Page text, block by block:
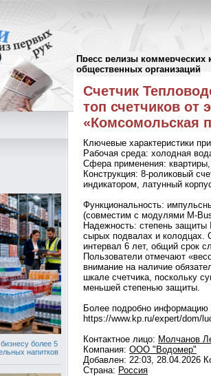
Пресс релизы коммерческих
общественных организаций
более 5
напитков
Пресс-релизы//
Счетчик
топ счетчиков от
«Комсомольская
Ключевые характеристики
Рабочая среда: холодная
Сфера применения:
Конструкция: 8-роликовый
индикатором, латунный
Функциональность:
(совместим с модулями M-
Надежность: степень защиты
сырых подвалах и колодцах.
интервал 6 лет, общий срок
Пользователи отмечают
внимание на наличие
шкале счетчика, поскольку
меньшей степенью защиты.
Более подробно информацию
https://www.kp.ru/expert/dom/
Контактное лицо: Молчанов
Компания: ООО "Водомер"
Добавлен: 22:03, 28.04.2026
Страна: Россия